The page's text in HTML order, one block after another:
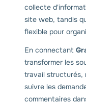
collecte
site web, tandis
flexible pour
En connectant
transformer les
travail structurés,
suivre les
commentaires